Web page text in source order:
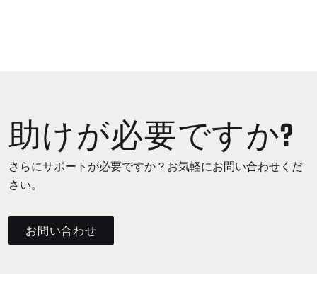
助けが必要ですか?
さらにサポートが必要ですか？お気軽にお問い合わせくだ
さい。
お問い合わせ